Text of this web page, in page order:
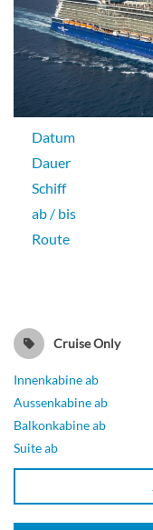
Datum
Dauer
Schiff
ab / bis
Route
Cruise Only
Innenkabine ab
Aussenkabine ab
Balkonkabine ab
Suite ab